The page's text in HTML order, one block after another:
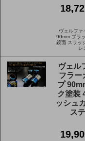
ヴェルファ
90mm ブラ
鏡面 スラッ
レ
ヴェル
フラー
プ
ク塗装
ッシュ
ス